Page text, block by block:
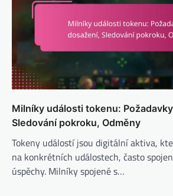
Milníky události tokenu:
Sledování pokroku, Odměny
Tokeny událostí jsou digitální aktiva,
na konkrétních událostech, často
úspěchy. Milníky spojené s…